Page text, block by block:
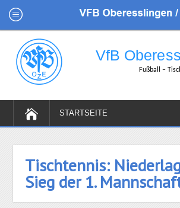
Tischtennis:
Sieg der 1.